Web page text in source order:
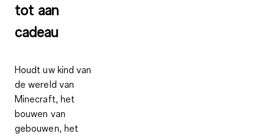
tot aan
cadeau
Houdt uw kind van
de wereld van
Minecraft, het
bouwen van
gebouwen, het